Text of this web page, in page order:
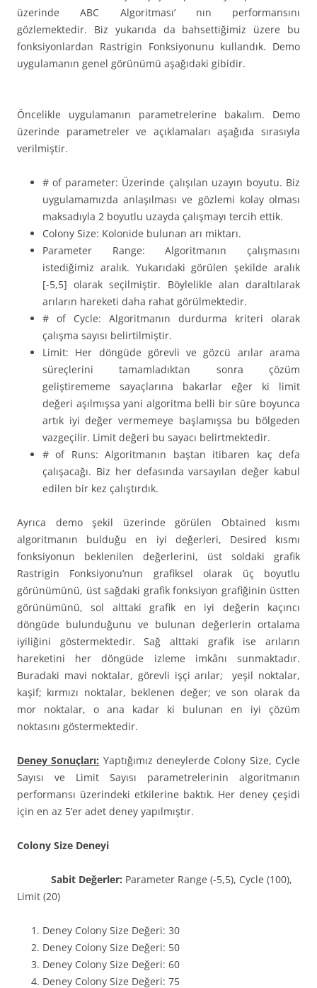
üzerinde ABC Algoritması’ nın performansını
gözlemektedir. Biz yukarıda da bahsettiğimiz üzere bu
fonksiyonlardan Rastrigin Fonksiyonunu kullandık. Demo
uygulamanın genel görünümü aşağıdaki gibidir.
Öncelikle uygulamanın parametrelerine bakalım. Demo
üzerinde parametreler ve açıklamaları aşağıda sırasıyla
verilmiştir.
# of parameter: Üzerinde çalışılan uzayın boyutu. Biz
uygulamamızda anlaşılması ve gözlemi kolay olması
maksadıyla 2 boyutlu uzayda çalışmayı tercih ettik.
Colony Size: Kolonide bulunan arı miktarı.
Parameter Range: Algoritmanın çalışmasını
istediğimiz aralık. Yukarıdaki görülen şekilde aralık
[-5,5] olarak seçilmiştir. Böylelikle alan daraltılarak
arıların hareketi daha rahat görülmektedir.
# of Cycle: Algoritmanın durdurma kriteri olarak
çalışma sayısı belirtilmiştir.
Limit: Her döngüde görevli ve gözcü arılar arama
süreçlerini tamamladıktan sonra çözüm
geliştirememe sayaçlarına bakarlar eğer ki limit
değeri aşılmışsa yani algoritma belli bir süre boyunca
artık iyi değer vermemeye başlamışsa bu bölgeden
vazgeçilir. Limit değeri bu sayacı belirtmektedir.
# of Runs: Algoritmanın baştan itibaren kaç defa
çalışacağı. Biz her defasında varsayılan değer kabul
edilen bir kez çalıştırdık.
Ayrıca demo şekil üzerinde görülen Obtained kısmı
algoritmanın bulduğu en iyi değerleri, Desired kısmı
fonksiyonun beklenilen değerlerini, üst soldaki grafik
Rastrigin Fonksiyonu’nun grafiksel olarak üç boyutlu
görünümünü, üst sağdaki grafik fonksiyon grafiğinin üstten
görünümünü, sol alttaki grafik en iyi değerin kaçıncı
döngüde bulunduğunu ve bulunan değerlerin ortalama
iyiliğini göstermektedir. Sağ alttaki grafik ise arıların
hareketini her döngüde izleme imkânı sunmaktadır.
Buradaki mavi noktalar, görevli işçi arılar; yeşil noktalar,
kaşif; kırmızı noktalar, beklenen değer; ve son olarak da
mor noktalar, o ana kadar ki bulunan en iyi çözüm
noktasını göstermektedir.
Deney Sonuçları: Yaptığımız deneylerde Colony Size, Cycle
Sayısı ve Limit Sayısı parametrelerinin algoritmanın
performansı üzerindeki etkilerine baktık. Her deney çeşidi
için en az 5’er adet deney yapılmıştır.
Colony Size Deneyi
Sabit Değerler: Parameter Range (-5,5), Cycle (100),
Limit (20)
Deney Colony Size Değeri: 30
Deney Colony Size Değeri: 50
Deney Colony Size Değeri: 60
Deney Colony Size Değeri: 75